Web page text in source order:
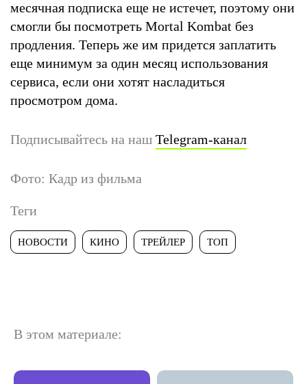
месячная подписка еще не истечет, поэтому они
смогли бы посмотреть Mortal Kombat без
продления. Теперь же им придется заплатить
еще минимум за один месяц использования
сервиса, если они хотят насладиться
просмотром дома.
Подписывайтесь на наш Telegram-канал
Фото: Кадр из фильма
Теги
НОВОСТИ КИНО ТРЕЙЛЕР ТОП
В этом материале: